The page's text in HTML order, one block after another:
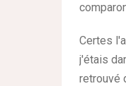
Certes
j'étais
retrouvé